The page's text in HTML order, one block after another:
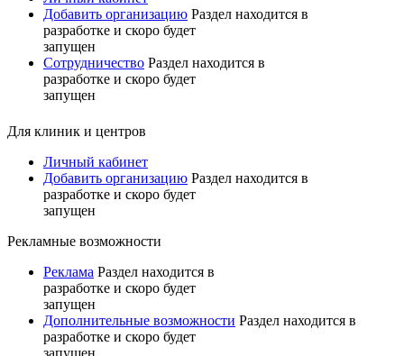
Добавить организацию Раздел находится в
разработке и скоро будет
запущен
Сотрудничество Раздел находится в
разработке и скоро будет
запущен
Для клиник и центров
Личный кабинет
Добавить организацию Раздел находится в
разработке и скоро будет
запущен
Рекламные возможности
Реклама Раздел находится в
разработке и скоро будет
запущен
Дополнительные возможности Раздел находится в
разработке и скоро будет
запущен